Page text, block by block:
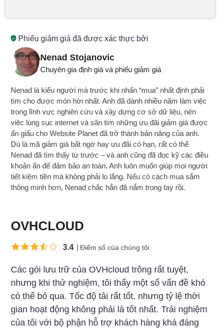
Phiếu giảm giá đã được xác thực bởi
Nenad Stojanovic
Chuyên gia định giá và phiếu giảm giá
Nenad là kiểu người mà trước khi nhấn “mua” nhất định phải
tìm cho được món hời nhất. Anh đã dành nhiều năm làm việc
trong lĩnh vực nghiên cứu và xây dựng cơ sở dữ liệu, nên
việc lùng sục internet và săn tìm những ưu đãi giảm giá được
ẩn giấu cho Website Planet đã trở thành bản năng của anh.
Dù là mã giảm giá bất ngờ hay ưu đãi có hạn, rất có thể
Nenad đã tìm thấy từ trước – và anh cũng đã đọc kỹ các điều
khoản ẩn để đảm bảo an toàn. Anh luôn muốn giúp mọi người
tiết kiệm tiền mà không phải lo lắng. Nếu có cách mua sắm
thông minh hơn, Nenad chắc hẳn đã nắm trong tay rồi.
OVHCLOUD
3.4 Điểm số của chúng tôi
Các gói lưu trữ của OVHcloud trông rất tuyệt,
nhưng khi thử nghiệm, tôi thấy một số vấn đề khó
có thể bỏ qua. Tốc độ tải rất tốt, nhưng tỷ lệ thời
gian hoạt động không phải là tốt nhất. Trải nghiệm
của tôi với bộ phận hỗ trợ khách hàng khá đáng